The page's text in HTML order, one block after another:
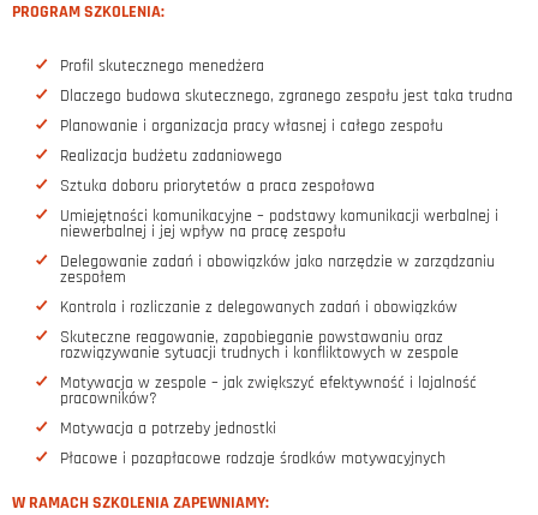
PROGRAM SZKOLENIA:
Profil skutecznego menedżera
Dlaczego budowa skutecznego, zgranego zespołu jest taka trudna
Planowanie i organizacja pracy własnej i całego zespołu
Realizacja budżetu zadaniowego
Sztuka doboru priorytetów a praca zespołowa
Umiejętności komunikacyjne – podstawy komunikacji werbalnej i
niewerbalnej i jej wpływ na pracę zespołu
Delegowanie zadań i obowiązków jako narzędzie w zarządzaniu
zespołem
Kontrola i rozliczanie z delegowanych zadań i obowiązków
Skuteczne reagowanie, zapobieganie powstawaniu oraz
rozwiązywanie sytuacji trudnych i konfliktowych w zespole
Motywacja w zespole – jak zwiększyć efektywność i lojalność
pracowników?
Motywacja a potrzeby jednostki
Płacowe i pozapłacowe rodzaje środków motywacyjnych
W RAMACH SZKOLENIA ZAPEWNIAMY: